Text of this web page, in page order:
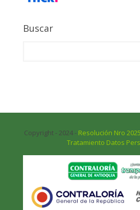
Buscar
Copyright - 2024 - Resolución Nro
Tratamiento Datos